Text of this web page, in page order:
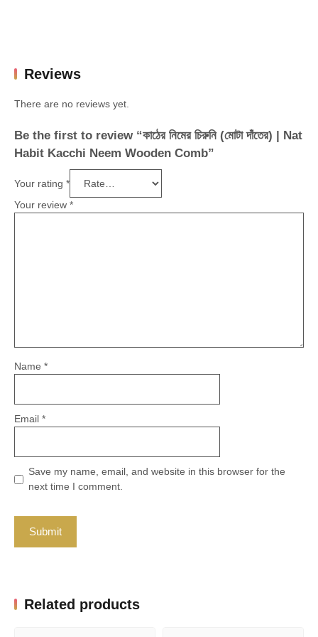
Reviews
There are no reviews yet.
Be the first to review “কাঠের নিমের চিরুনি (মোটা দাঁতের) | Nat
Habit Kacchi Neem Wooden Comb”
Your rating *
Your review *
Name *
Email *
Save my name, email, and website in this browser for the
next time I comment.
Related products